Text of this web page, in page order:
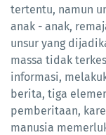
tertentu, namun
anak - anak,
unsur yang
massa tidak
informasi,
berita, tiga
pemberitaan,
manusia